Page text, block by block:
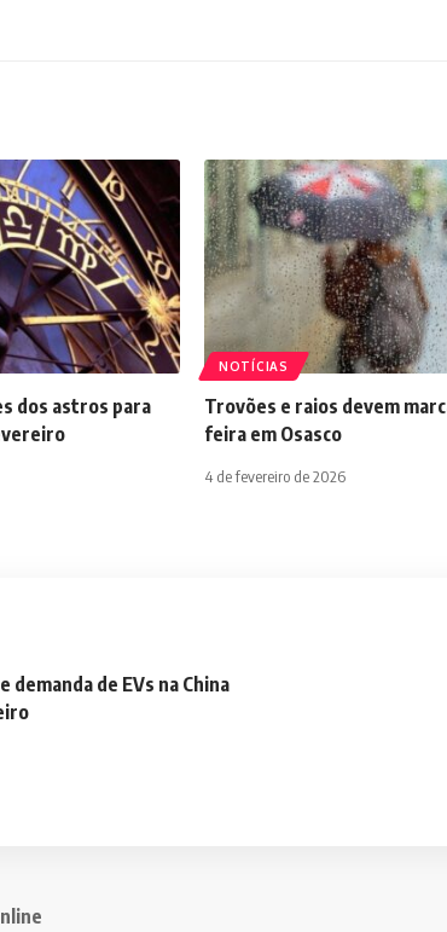
dos astros para
NOTÍCIAS
Trovões e raios devem
feira em Osasco
4 de fevereiro de 2026
de EVs na China